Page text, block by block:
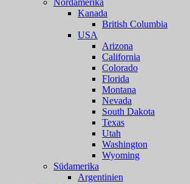
Nordamerika
Kanada
British Columbia
USA
Arizona
California
Colorado
Florida
Montana
Nevada
South Dakota
Texas
Utah
Washington
Wyoming
Südamerika
Argentinien